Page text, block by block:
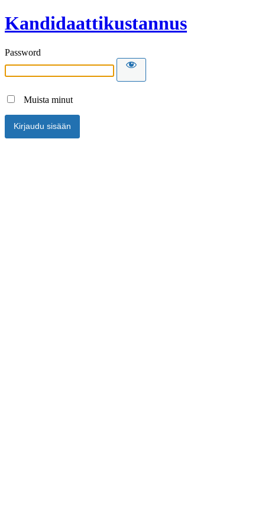
Kandidaattikustannus
Password
Muista minut